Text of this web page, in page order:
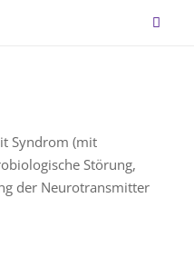
Syndrom (mit
Störung,
der Neurotransmitter